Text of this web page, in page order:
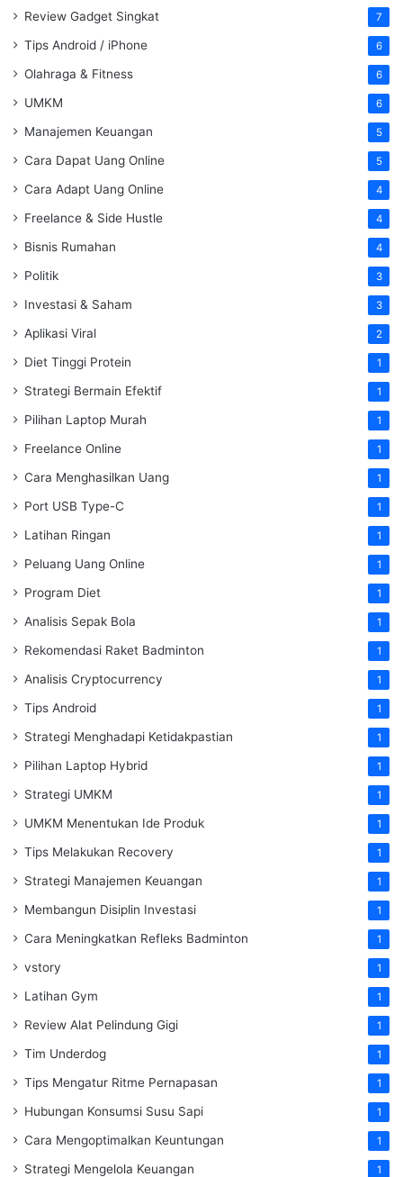
Review Gadget Singkat 7
Tips Android / iPhone 6
Olahraga & Fitness 6
UMKM 6
Manajemen Keuangan 5
Cara Dapat Uang Online 5
Cara Adapt Uang Online 4
Freelance & Side Hustle 4
Bisnis Rumahan 4
Politik 3
Investasi & Saham 3
Aplikasi Viral 2
Diet Tinggi Protein 1
Strategi Bermain Efektif 1
Pilihan Laptop Murah 1
Freelance Online 1
Cara Menghasilkan Uang 1
Port USB Type-C 1
Latihan Ringan 1
Peluang Uang Online 1
Program Diet 1
Analisis Sepak Bola 1
Rekomendasi Raket Badminton 1
Analisis Cryptocurrency 1
Tips Android 1
Strategi Menghadapi Ketidakpastian 1
Pilihan Laptop Hybrid 1
Strategi UMKM 1
UMKM Menentukan Ide Produk 1
Tips Melakukan Recovery 1
Strategi Manajemen Keuangan 1
Membangun Disiplin Investasi 1
Cara Meningkatkan Refleks Badminton 1
vstory 1
Latihan Gym 1
Review Alat Pelindung Gigi 1
Tim Underdog 1
Tips Mengatur Ritme Pernapasan 1
Hubungan Konsumsi Susu Sapi 1
Cara Mengoptimalkan Keuntungan 1
Strategi Mengelola Keuangan 1